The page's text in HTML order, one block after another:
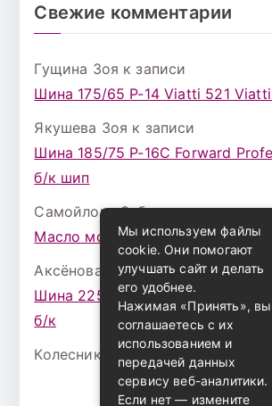
Свежие комментарии
Гущина Зоя к записи
Шина 175/65 Р-14 Viatti 521 Viatti
Якушева Зоя к записи
Шина 185/75 Р-16С Forward
б/к шип
Самойлова Забавак записи
Масло моторное ZIC X7 (A+)
Аксёнова Адельк записи
Шина 225/75 Р-16 Nokian Rotiva
б/к
Колесникова Аурикак записи
Мы используем файлы
cookie. Они помогают
улучшать сайт и делать
его удобнее.
Нажимая «Принять», вы
соглашаетесь с их
использованием и
передачей данных
сервису веб-аналитики.
Если нет — измените